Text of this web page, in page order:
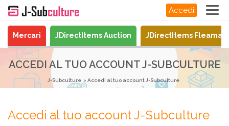
Accedi
Mercari JDirectItems Auction JDirectItems
ACCEDI AL TUO ACCOUNT J-SUBCULTURE
J-Subculture Accedi al tuo account J-Subculture
Accedi al tuo account J-Subculture